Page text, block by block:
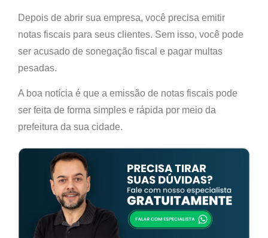
Depois de abrir sua empresa, você precisa emitir
notas fiscais para seus clientes. Sem isso, você pode
ser acusado de sonegação fiscal e pagar multas
pesadas.
A boa notícia é que a emissão de notas fiscais pode
ser feita de forma simples e rápida por meio da
prefeitura da sua cidade.